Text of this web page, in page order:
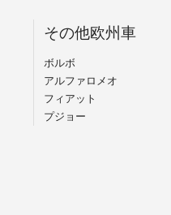
その他欧州車
ボルボ
アルファロメオ
フィアット
プジョー